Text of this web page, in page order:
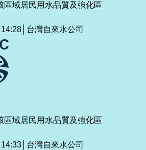
區域居民用水品質及強化區
台灣自來水公司
區域居民用水品質及強化區
台灣自來水公司